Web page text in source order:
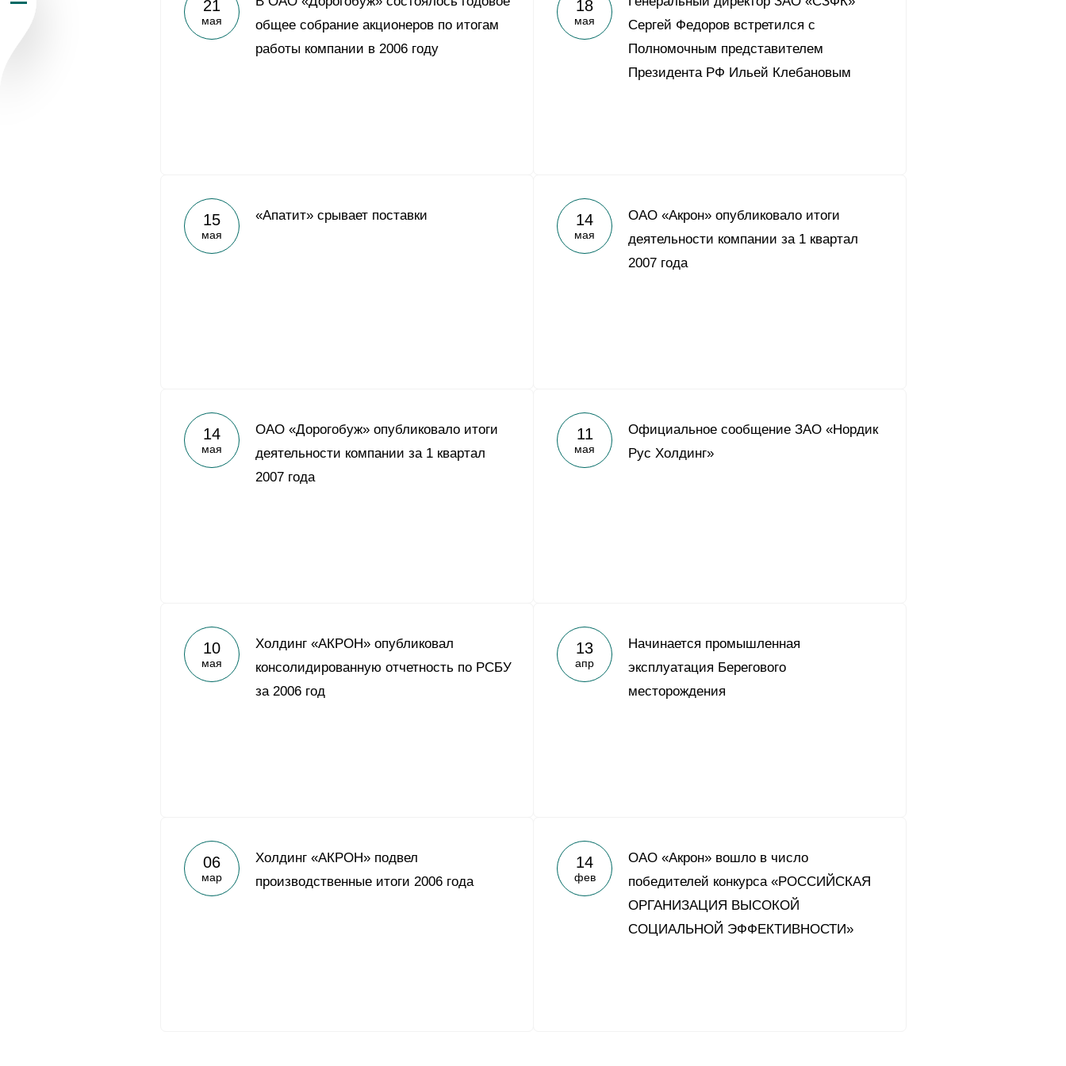
Yong Sheng Feng
Acron Argentina S.R.L
Acron Brasil Ltda.
Пресс-центр
21
мая
общее собрание акционеров по итогам
работы компании в 2006 году
18
мая
Сергей Федоров встретился с
Полномочным представителем
Президента РФ Ильей Клебановым
15
мая
«Апатит» срывает поставки 14
мая
ОАО «Акрон» опубликовало итоги
деятельности компании за 1 квартал
2007 года
14
мая
ОАО «Дорогобуж» опубликовало итоги
деятельности компании за 1 квартал
2007 года
11
мая
Официальное сообщение ЗАО «Нордик
Рус Холдинг»
10
мая
Холдинг «АКРОН» опубликовал
консолидированную отчетность по РСБУ
за 2006 год
13
апр
Начинается промышленная
эксплуатация Берегового
месторождения
06
мар
Холдинг «АКРОН» подвел
производственные итоги 2006 года
14
фев
ОАО «Акрон» вошло в число
победителей конкурса «РОССИЙСКАЯ
ОРГАНИЗАЦИЯ ВЫСОКОЙ
СОЦИАЛЬНОЙ ЭФФЕКТИВНОСТИ»